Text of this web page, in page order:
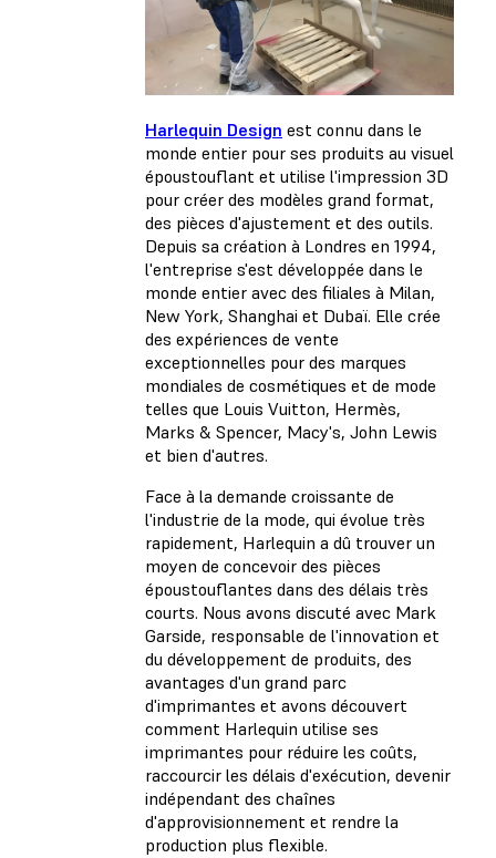
Harlequin Design est connu dans le
monde entier pour ses produits au visuel
époustouflant et utilise l'impression 3D
pour créer des modèles grand format,
des pièces d'ajustement et des outils.
Depuis sa création à Londres en 1994,
l'entreprise s'est développée dans le
monde entier avec des filiales à Milan,
New York, Shanghai et Dubaï. Elle crée
des expériences de vente
exceptionnelles pour des marques
mondiales de cosmétiques et de mode
telles que Louis Vuitton, Hermès,
Marks & Spencer, Macy's, John Lewis
et bien d'autres.
Face à la demande croissante de
l'industrie de la mode, qui évolue très
rapidement, Harlequin a dû trouver un
moyen de concevoir des pièces
époustouflantes dans des délais très
courts. Nous avons discuté avec Mark
Garside, responsable de l'innovation et
du développement de produits, des
avantages d'un grand parc
d'imprimantes et avons découvert
comment Harlequin utilise ses
imprimantes pour réduire les coûts,
raccourcir les délais d'exécution, devenir
indépendant des chaînes
d'approvisionnement et rendre la
production plus flexible.